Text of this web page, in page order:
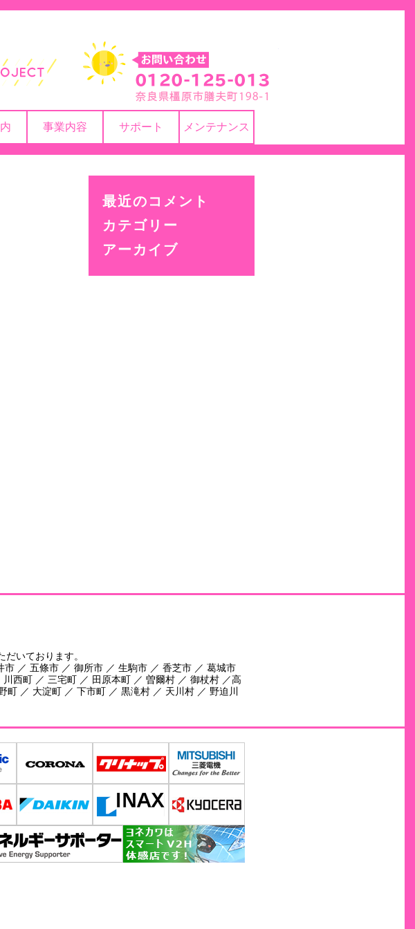
事業内容 サポート メンテナンス
最近のコメント
カテゴリー
アーカイブ
いております。
／ 五條市 ／ 御所市 ／ 生駒市 ／ 香芝市 ／ 葛城市
西町 ／ 三宅町 ／ 田原本町 ／ 曽爾村 ／ 御杖村 ／高
／ 大淀町 ／ 下市町 ／ 黒滝村 ／ 天川村 ／ 野迫川